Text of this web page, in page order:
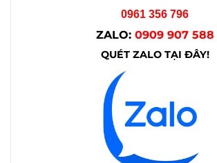
0961 356 796
ZALO: 0909 907 588
QUÉT ZALO TẠI ĐÂY!